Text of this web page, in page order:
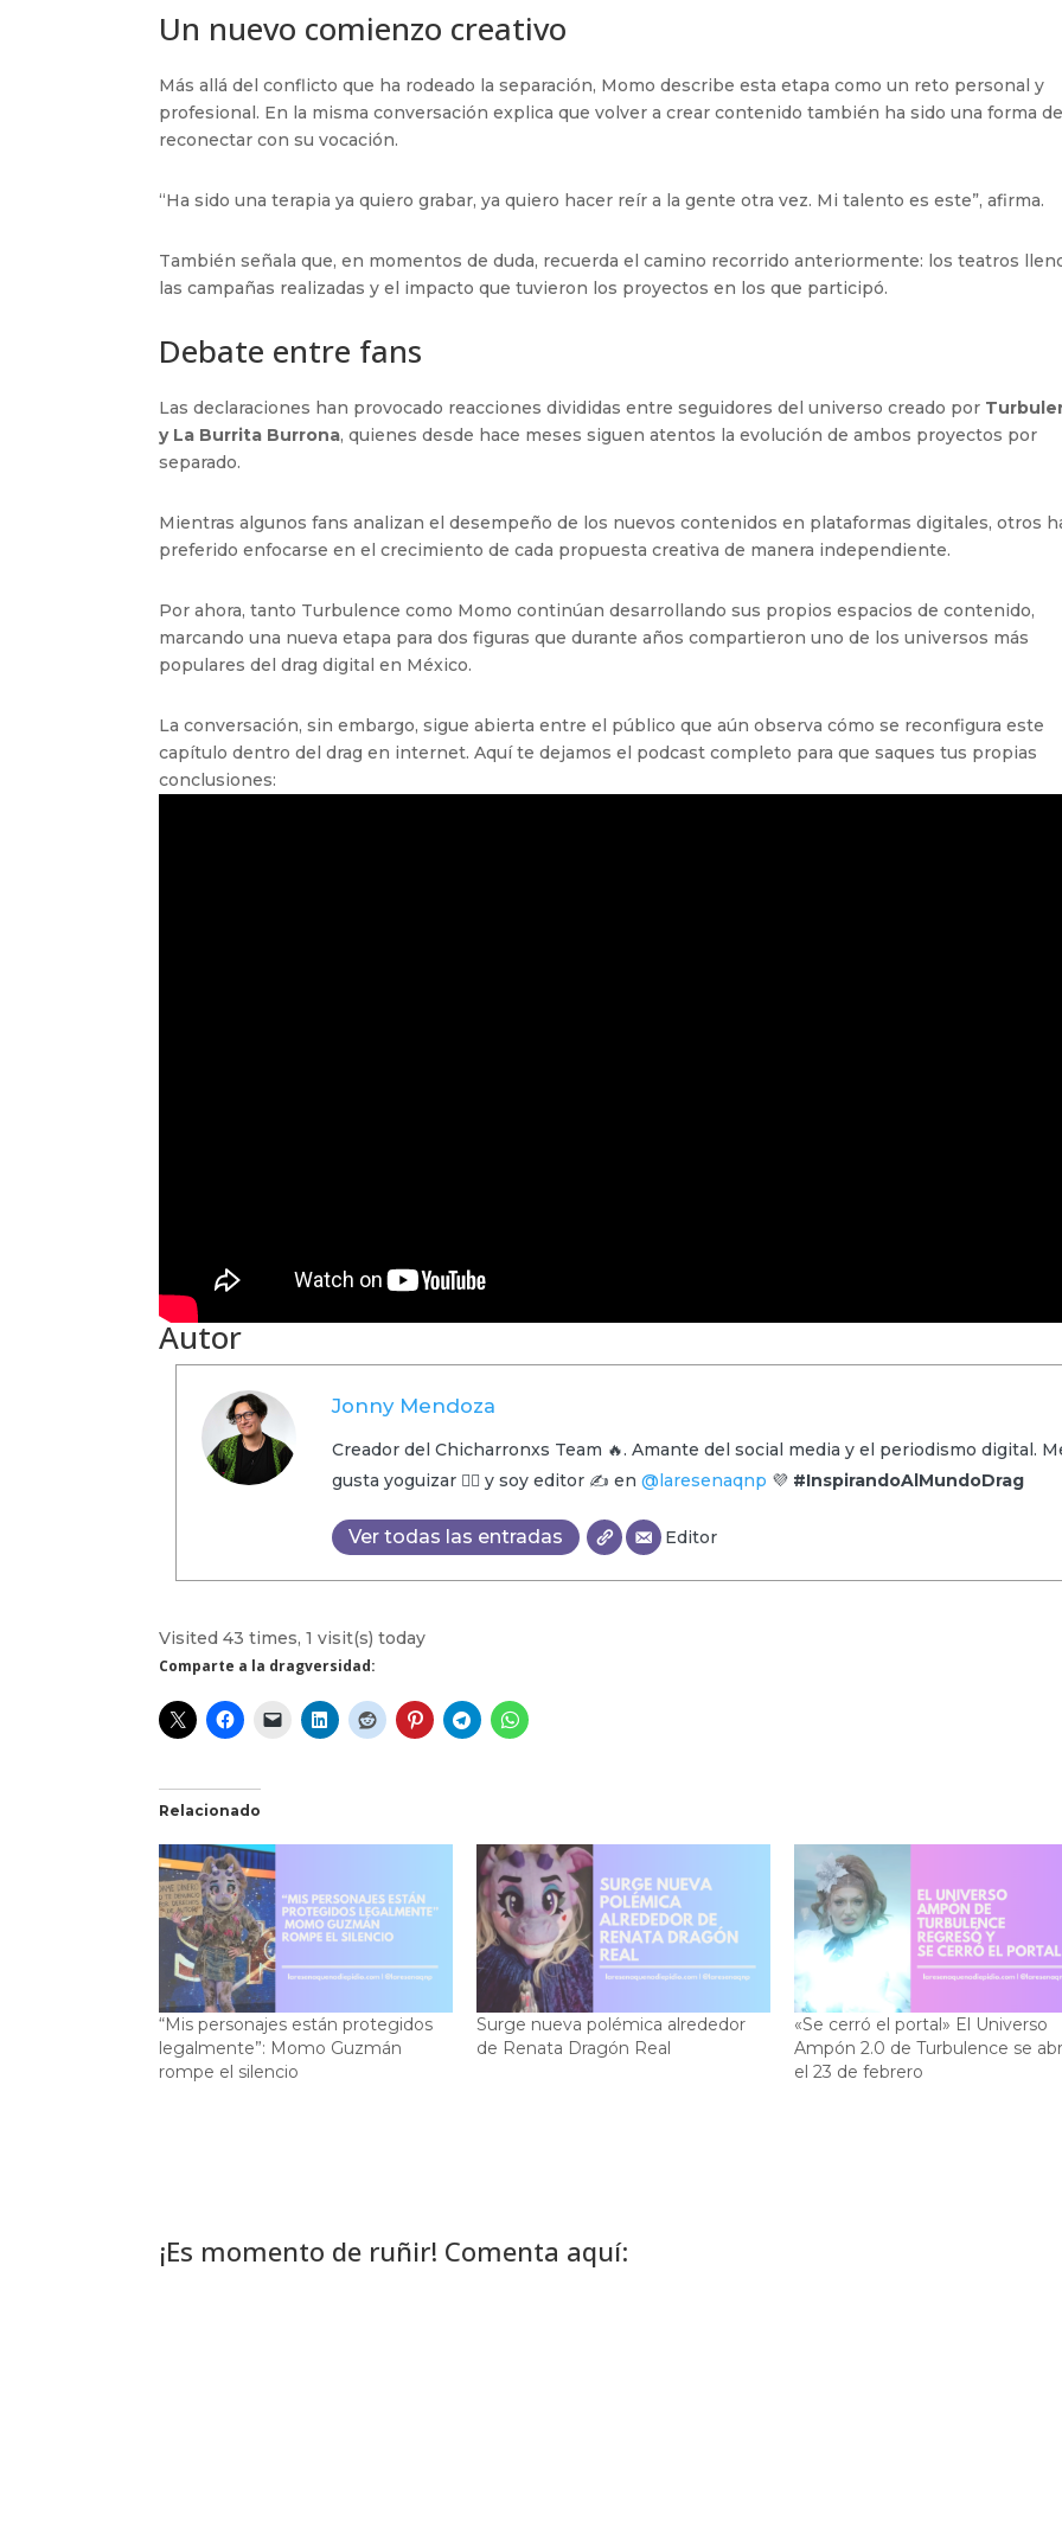
Un nuevo comienzo creativo
Más allá del conflicto que ha rodeado la separación, Momo describe esta etapa como un reto personal y
profesional. En la misma conversación explica que volver a crear contenido también ha sido una forma
reconectar con su vocación.
“Ha sido una terapia ya quiero grabar, ya quiero hacer reír a la gente otra vez. Mi talento es este”, afirma.
También señala que, en momentos de duda, recuerda el camino recorrido anteriormente: los teatros
las campañas realizadas y el impacto que tuvieron los proyectos en los que participó.
Debate entre fans
Las declaraciones han provocado reacciones divididas entre seguidores del universo creado por
y La Burrita Burrona, quienes desde hace meses siguen atentos la evolución de ambos proyectos por
separado.
Mientras algunos fans analizan el desempeño de los nuevos contenidos en plataformas digitales, otros
preferido enfocarse en el crecimiento de cada propuesta creativa de manera independiente.
Por ahora, tanto Turbulence como Momo continúan desarrollando sus propios espacios de contenido,
marcando una nueva etapa para dos figuras que durante años compartieron uno de los universos más
populares del drag digital en México.
La conversación, sin embargo, sigue abierta entre el público que aún observa cómo se reconfigura este
capítulo dentro del drag en internet. Aquí te dejamos el podcast completo para que saques tus propias
conclusiones:
Autor
Jonny Mendoza
Creador del Chicharronxs Team 🔥. Amante del social media y el periodismo digital.
gusta yoguizar 🧘‍♂️ y soy editor ✍️ en@laresenaqnp 💜 #InspirandoAlMundoDrag
Ver todas las entradas Editor
Visited 43 times, 1 visit(s) today
Comparte a la dragversidad:
Relacionado
“Mis personajes están protegidos
legalmente”: Momo Guzmán
rompe el silencio
Surge nueva polémica alrededor
de Renata Dragón Real
«Se cerró el portal» El Universo
Ampón 2.0 de Turbulence se
el 23 de febrero
¡Es momento de ruñir! Comenta aquí: